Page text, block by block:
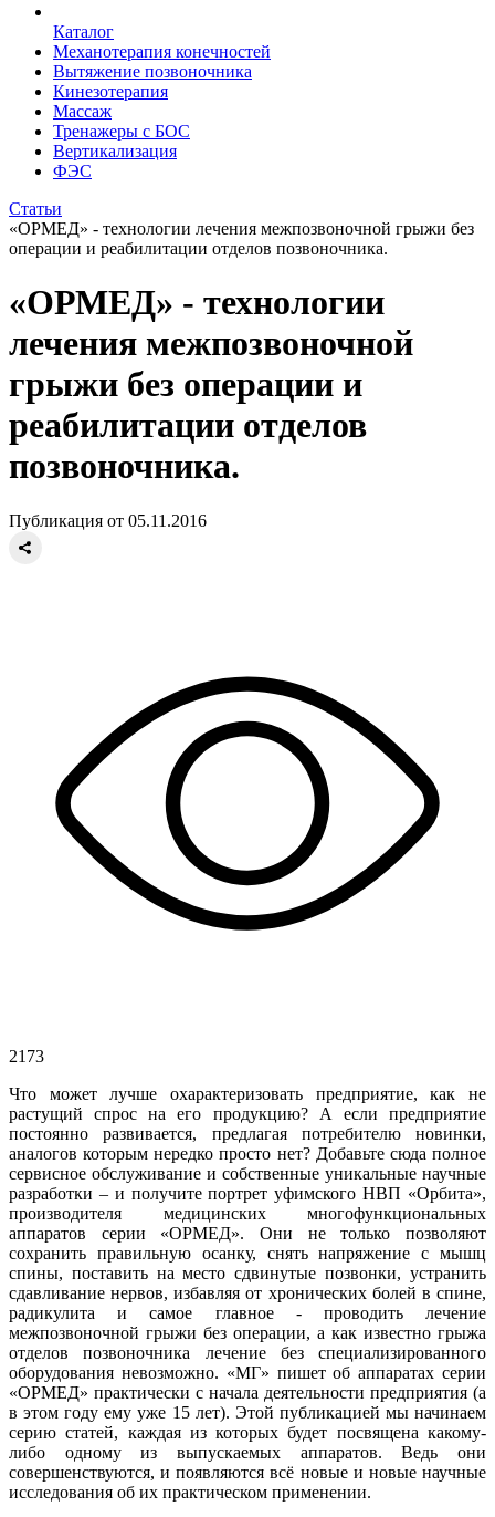
Каталог
Механотерапия конечностей
Вытяжение позвоночника
Кинезотерапия
Массаж
Тренажеры с БОС
Вертикализация
ФЭС
Статьи
«ОРМЕД» - технологии лечения межпозвоночной грыжи без
операции и реабилитации отделов позвоночника.
«ОРМЕД» - технологии
лечения межпозвоночной
грыжи без операции и
реабилитации отделов
позвоночника.
Публикация от 05.11.2016
2173
Что может лучше охарактеризовать предприятие, как не
растущий спрос на его продукцию? А если предприятие
постоянно развивается, предлагая потребителю новинки,
аналогов которым нередко просто нет? Добавьте сюда полное
сервисное обслуживание и собственные уникальные научные
разработки – и получите портрет уфимского НВП «Орбита»,
производителя медицинских многофункциональных
аппаратов серии «ОРМЕД». Они не только позволяют
сохранить правильную осанку, снять напряжение с мышц
спины, поставить на место сдвинутые позвонки, устранить
сдавливание нервов, избавляя от хронических болей в спине,
радикулита и самое главное - проводить лечение
межпозвоночной грыжи без операции, а как известно грыжа
отделов позвоночника лечение без специализированного
оборудования невозможно. «МГ» пишет об аппаратах серии
«ОРМЕД» практически с начала деятельности предприятия (а
в этом году ему уже 15 лет). Этой публикацией мы начинаем
серию статей, каждая из которых будет посвящена какому-
либо одному из выпускаемых аппаратов. Ведь они
совершенствуются, и появляются всё новые и новые научные
исследования об их практическом применении.